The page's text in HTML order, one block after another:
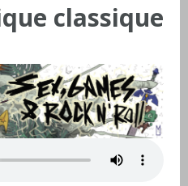
classique